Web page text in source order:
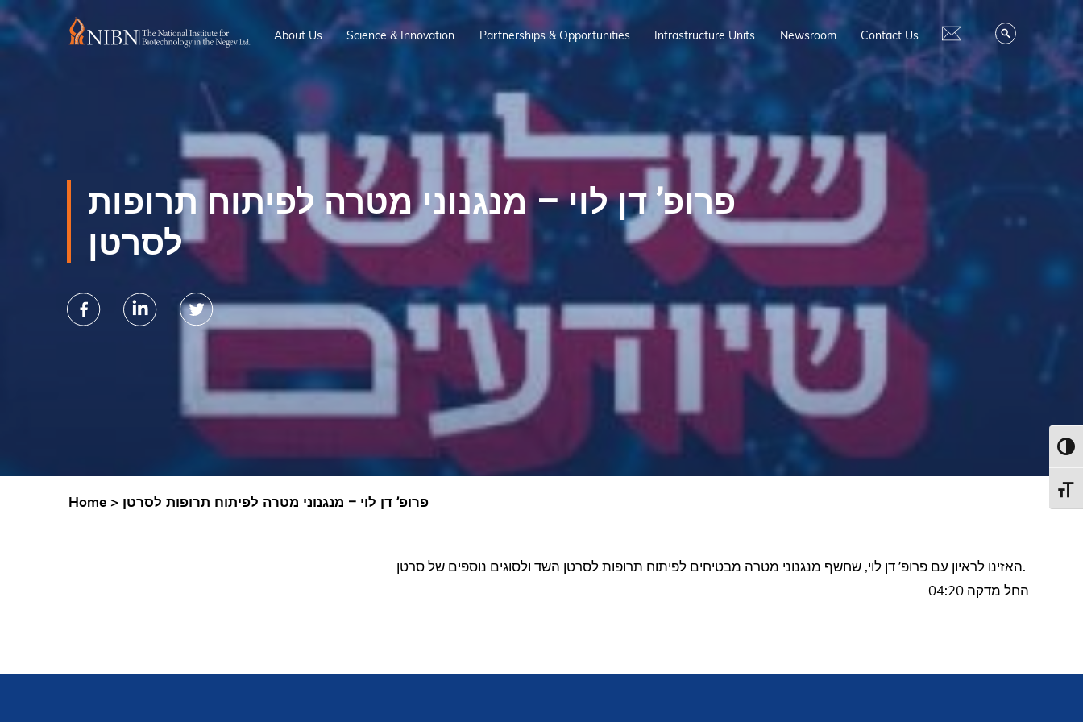
About Us Science & Innovation Partnerships & Opportunities Infrastructure Units Newsroom Contact Us
פרופ’ דן לוי – מנגנוני מטרה לפיתוח תרופות
לסרטן
Home > פרופ’ דן לוי – מנגנוני מטרה לפיתוח תרופות לסרטן
האזינו לראיון עם פרופ’ דן לוי, שחשף מנגנוני מטרה מבטיחים לפיתוח תרופות לסרטן השד ולסוגים נוספים של סרטן.
החל מדקה 04:20